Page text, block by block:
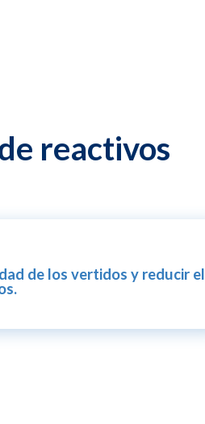
reactivos
de los vertidos y reducir el